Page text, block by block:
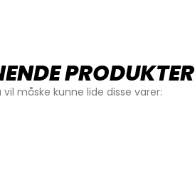
PRODUKTER
vil måske kunne lide disse varer: